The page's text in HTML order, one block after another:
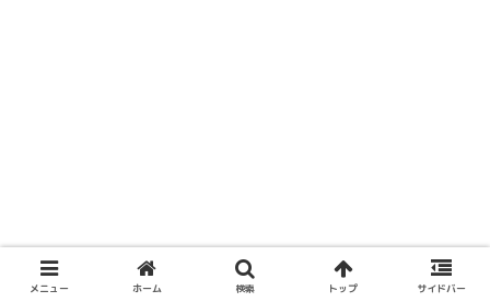
メニュー ホーム 検索 トップ サイドバー